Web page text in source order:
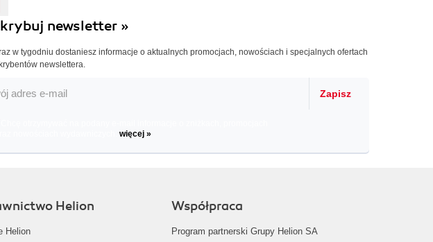
newsletter »
w tygodniu dostaniesz informacje o aktualnych promocjach, nowościach i specjalnych ofertach
newslettera.
Zapisz
więcej »
Helion
Helion
Współpraca
Program partnerski Grupy Helion SA